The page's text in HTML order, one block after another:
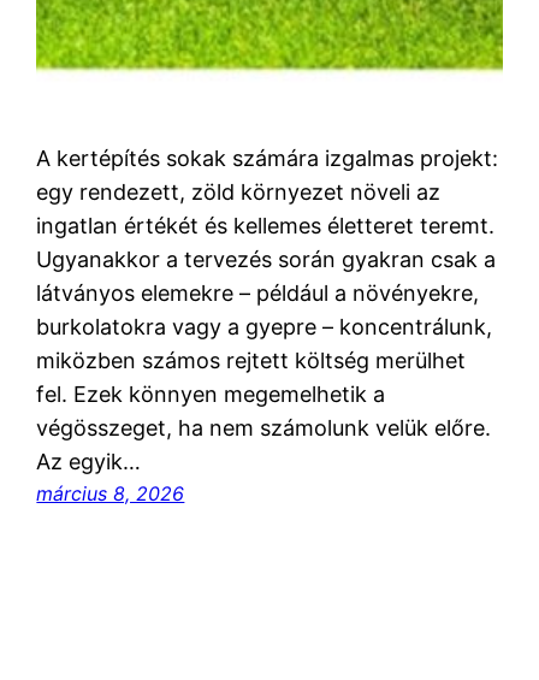
A kertépítés sokak számára izgalmas projekt:
egy rendezett, zöld környezet növeli az
ingatlan értékét és kellemes életteret teremt.
Ugyanakkor a tervezés során gyakran csak a
látványos elemekre – például a növényekre,
burkolatokra vagy a gyepre – koncentrálunk,
miközben számos rejtett költség merülhet
fel. Ezek könnyen megemelhetik a
végösszeget, ha nem számolunk velük előre.
Az egyik…
március 8, 2026